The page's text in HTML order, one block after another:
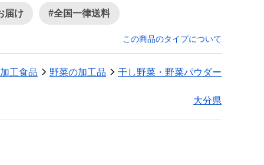
届け #全国一律送料
この商品のタイプについて
加工食品 野菜の加工品 干し野菜・野菜パウダー
大分県